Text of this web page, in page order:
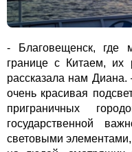
- Благовещенск, где
границе с Китаем, их
рассказала нам
очень красивая
приграничных
государственной
световыми